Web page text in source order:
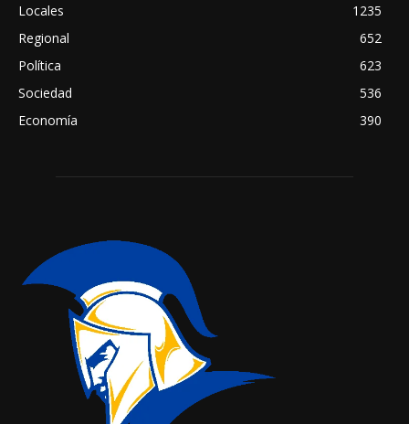
Locales
1235
Regional
652
Política
623
Sociedad
536
Economía
390